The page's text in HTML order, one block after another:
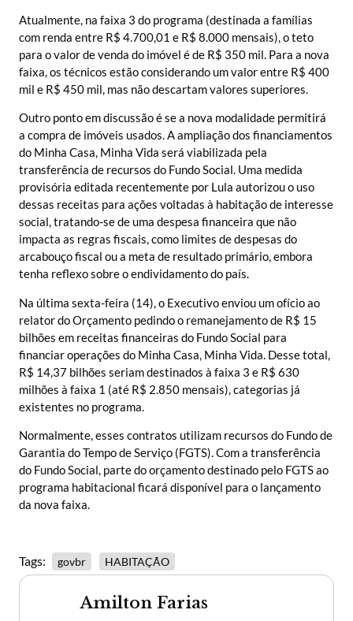
Atualmente, na faixa 3 do programa (destinada a famílias
com renda entre R$ 4.700,01 e R$ 8.000 mensais), o teto
para o valor de venda do imóvel é de R$ 350 mil. Para a nova
faixa, os técnicos estão considerando um valor entre R$ 400
mil e R$ 450 mil, mas não descartam valores superiores.
Outro ponto em discussão é se a nova modalidade permitirá
a compra de imóveis usados. A ampliação dos financiamentos
do Minha Casa, Minha Vida será viabilizada pela
transferência de recursos do Fundo Social. Uma medida
provisória editada recentemente por Lula autorizou o uso
dessas receitas para ações voltadas à habitação de interesse
social, tratando-se de uma despesa financeira que não
impacta as regras fiscais, como limites de despesas do
arcabouço fiscal ou a meta de resultado primário, embora
tenha reflexo sobre o endividamento do país.
Na última sexta-feira (14), o Executivo enviou um ofício ao
relator do Orçamento pedindo o remanejamento de R$ 15
bilhões em receitas financeiras do Fundo Social para
financiar operações do Minha Casa, Minha Vida. Desse total,
R$ 14,37 bilhões seriam destinados à faixa 3 e R$ 630
milhões à faixa 1 (até R$ 2.850 mensais), categorias já
existentes no programa.
Normalmente, esses contratos utilizam recursos do Fundo de
Garantia do Tempo de Serviço (FGTS). Com a transferência
do Fundo Social, parte do orçamento destinado pelo FGTS ao
programa habitacional ficará disponível para o lançamento
da nova faixa.
Tags: govbr HABITAÇÃO
Amilton Farias